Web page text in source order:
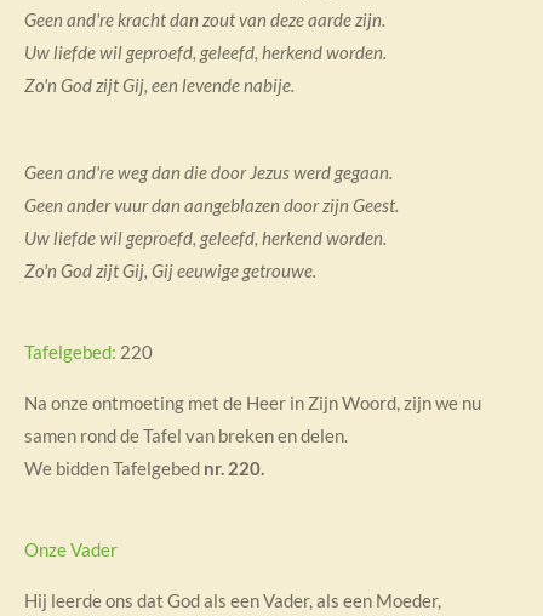
Geen and're kracht dan zout van deze aarde zijn.
Uw liefde wil geproefd, geleefd, herkend worden.
Zo'n God zijt Gij, een levende nabije.
Geen and're weg dan die door Jezus werd gegaan.
Geen ander vuur dan aangeblazen door zijn Geest.
Uw liefde wil geproefd, geleefd, herkend worden.
Zo'n God zijt Gij, Gij eeuwige getrouwe.
Tafelgebed: 220
Na onze ontmoeting met de Heer in Zijn Woord, zijn we nu
samen rond de Tafel van breken en delen.
We bidden Tafelgebed nr. 220.
Onze Vader
Hij leerde ons dat God als een Vader, als een Moeder,